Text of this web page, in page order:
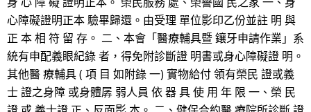
心障礙證明正本 驗畢歸還。由受理 單位影印乙份並註 明 與
正 本 相 符 留 存。 二、本會「醫療輔具暨 鑲牙申請作業」系
統有申配義眼紀錄 者，得免附診斷證 明書或身心障礙證 明。
其他醫 療輔具 ( 項 目 如附錄 一) 實物給付 領有榮民 證或義
士 證之身障 或身體孱 弱人員 依 器 具 使 用 年 限 一、榮 民